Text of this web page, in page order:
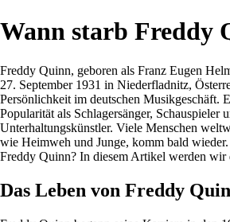
Wann starb Freddy
Freddy Quinn, geboren als Franz Eugen
27. September 1931 in Niederfladnitz,
Persönlichkeit im deutschen Musikgeschäft.
Popularität als Schlagersänger, Schauspieler
Unterhaltungskünstler. Viele Menschen
wie Heimweh und Junge, komm bald
Freddy Quinn? In diesem Artikel werden wir
Das Leben von Freddy